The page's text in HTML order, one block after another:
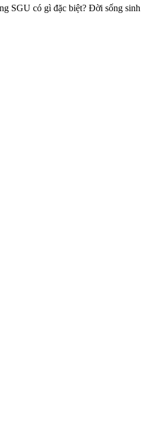
SGU có gì đặc biệt? Đời sống sinh